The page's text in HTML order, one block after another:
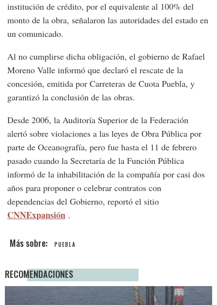
institución de crédito, por el equivalente al 100% del
monto de la obra, señalaron las autoridades del estado en
un comunicado.
Al no cumplirse dicha obligación, el gobierno de Rafael
Moreno Valle informó que declaró el rescate de la
concesión, emitida por Carreteras de Cuota Puebla, y
garantizó la conclusión de las obras.
Desde 2006, la Auditoría Superior de la Federación
alertó sobre violaciones a las leyes de Obra Pública por
parte de Oceanografía, pero fue hasta el 11 de febrero
pasado cuando la Secretaría de la Función Pública
informó de la inhabilitación de la compañía por casi dos
años para proponer o celebrar contratos con
dependencias del Gobierno, reportó el sitio
CNNExpansión .
PUEBLA
RECOMENDACIONES